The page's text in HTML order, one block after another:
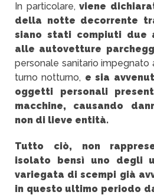
In particolare, viene
della notte decorrente
siano stati compiuti due
alle autovetture
personale sanitario impegnato
turno notturno, e sia
oggetti personali
macchine, causando
non di lieve entità.
Tutto ciò, non
isolato bensì uno degli
variegata di scempi già
in questo ultimo periodo